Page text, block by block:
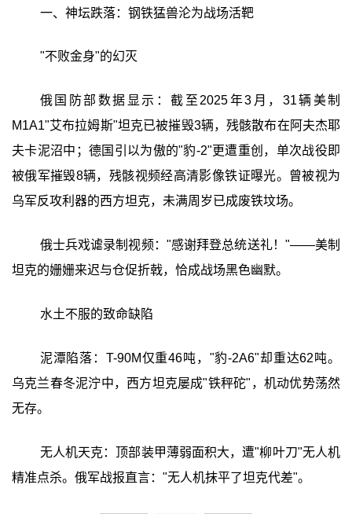
一、神坛跌落：钢铁猛兽沦为战场活靶
"不败金身"的幻灭
俄国防部数据显示：截至2025年3月，31辆美制
M1A1"艾布拉姆斯"坦克已被摧毁3辆，残骸散布在阿夫杰耶
夫卡泥沼中；德国引以为傲的"豹-2"更遭重创，单次战役即
被俄军摧毁8辆，残骸视频经高清影像铁证曝光。曾被视为
乌军反攻利器的西方坦克，未满周岁已成废铁坟场。
俄士兵戏谑录制视频："感谢拜登总统送礼！"——美制
坦克的姗姗来迟与仓促折戟，恰成战场黑色幽默。
水土不服的致命缺陷
泥潭陷落：T-90M仅重46吨，"豹-2A6"却重达62吨。
乌克兰春冬泥泞中，西方坦克屡成"铁秤砣"，机动优势荡然
无存。
无人机天克：顶部装甲薄弱面积大，遭"柳叶刀"无人机
精准点杀。俄军战报直言："无人机抹平了坦克代差"。